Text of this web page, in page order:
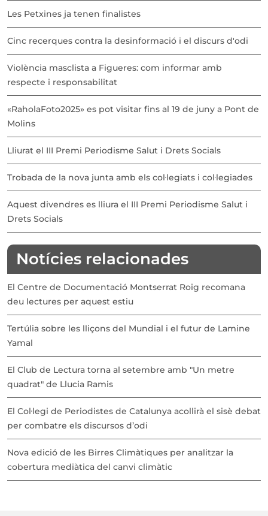
Les Petxines ja tenen finalistes
Cinc recerques contra la desinformació i el discurs d'odi
Violència masclista a Figueres: com informar amb
respecte i responsabilitat
«RaholaFoto2025» es pot visitar fins al 19 de juny a Pont de
Molins
Lliurat el III Premi Periodisme Salut i Drets Socials
Trobada de la nova junta amb els col·legiats i col·legiades
Aquest divendres es lliura el III Premi Periodisme Salut i
Drets Socials
Notícies relacionades
El Centre de Documentació Montserrat Roig recomana
deu lectures per aquest estiu
Tertúlia sobre les lliçons del Mundial i el futur de Lamine
Yamal
El Club de Lectura torna al setembre amb "Un metre
quadrat" de Llucia Ramis
El Col·legi de Periodistes de Catalunya acollirà el sisè debat
per combatre els discursos d’odi
Nova edició de les Birres Climàtiques per analitzar la
cobertura mediàtica del canvi climàtic